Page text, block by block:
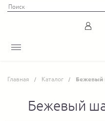
Главная Каталог Бежевый
Бежевый